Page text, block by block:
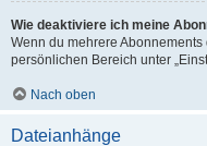
Wie deaktiviere ich meine
Wenn du mehrere
persönlichen Bereich unter
Nach oben
Dateianhänge